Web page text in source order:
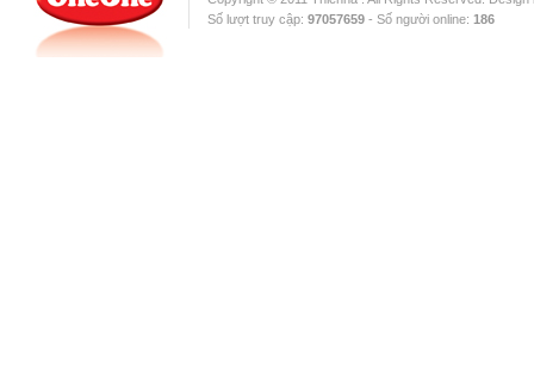
Số lượt truy cập: 97057659- Số người online: 186